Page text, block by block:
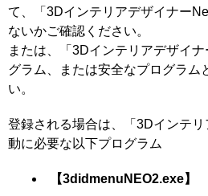
て、「3Dインテリアデザイナー
ないかご確認ください。
または、「3Dインテリアデザイ
グラム、または安全なプログラム
い。
登録される場合は、「3Dインテ
動に必要な以下プログラム
【3didmenuNEO2.exe】